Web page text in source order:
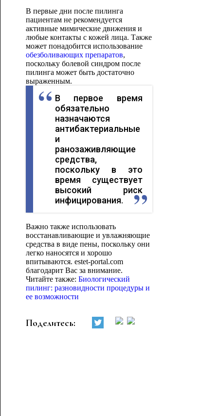
В первые дни после пилинга
пациентам не рекомендуется
активные мимические движения и
любые контакты с кожей лица. Также
может понадобится использование
обезболивающих препаратов,
поскольку болевой синдром после
пилинга может быть достаточно
выраженным.
В первое время
обязательно
назначаются
антибактериальные
и
ранозаживляющие
средства,
поскольку в это
время существует
высокий риск
инфицирования.
Важно также использовать
восстанавливающие и увлажняющие
средства в виде пены, поскольку они
легко наносятся и хорошо
впитываются. estet-portal.com
благодарит Вас за внимание.
Читайте также: Биологический
пилинг: разновидности процедуры и
ее возможности
Поделитесь: